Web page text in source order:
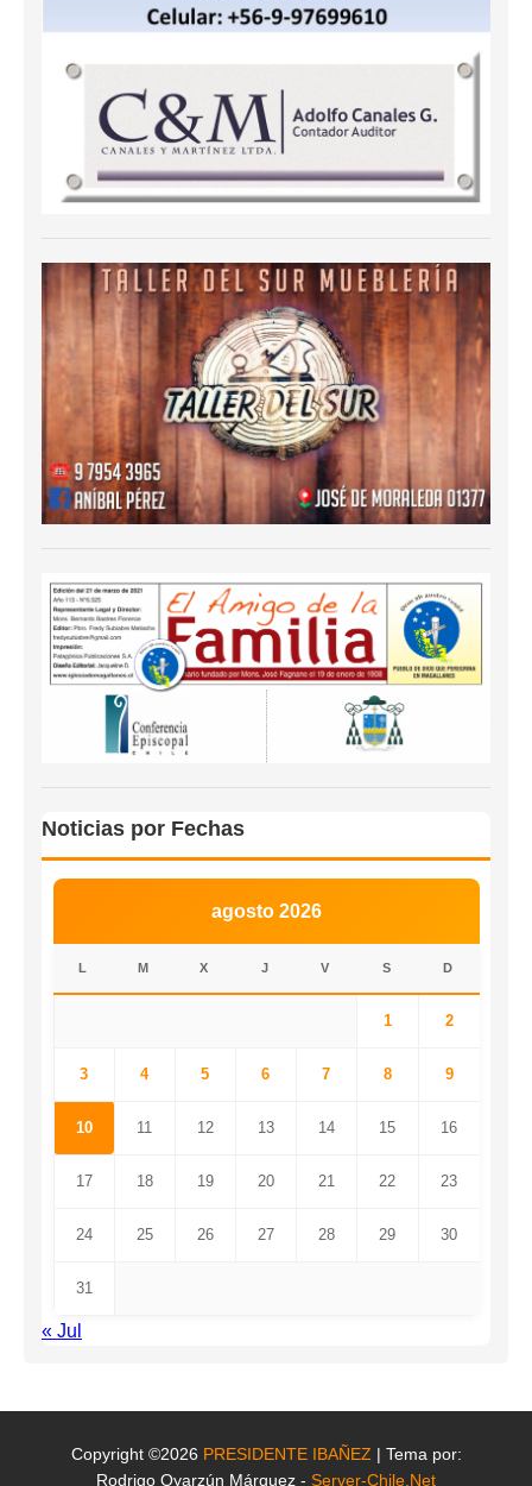
Noticias por Fechas
agosto 2026
L M X J V S D
1 2
3 4 5 6 7 8 9
10 11 12 13 14 15 16
17 18 19 20 21 22 23
24 25 26 27 28 29 30
31
« Jul
Copyright ©2026 PRESIDENTE IBAÑEZ | Tema por:
Rodrigo Oyarzún Márquez - Server-Chile.Net